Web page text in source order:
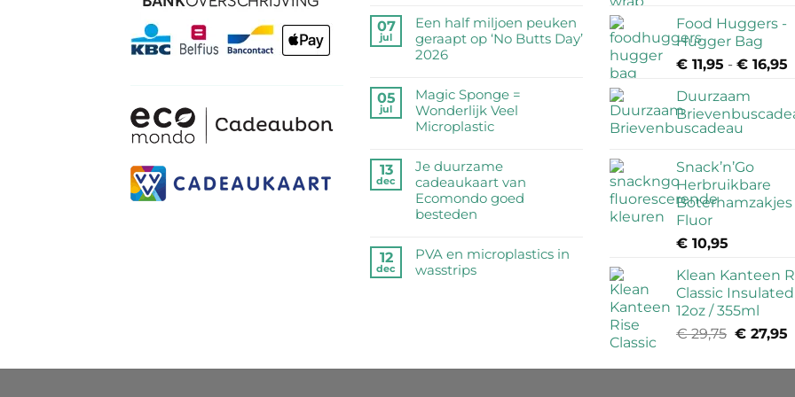
reacties
op
Zijn
veilig?
Wij
zetten
feiten
op
een
rij
07
jul
Een half miljoen peuken
geraapt op ‘No Butts Day’
2026
reacties
op
Een
peuken
geraapt
op
‘No
Day’
2026
05
jul
Magic Sponge =
Wonderlijk Veel
Microplastic
reacties
op
Magic
Sponge
Veel
Microplastic
13
dec
Je duurzame
cadeaukaart van
Ecomondo goed
besteden
reacties
op
12
dec
PVA en microplastics in
wasstrips
microplastics
Food Huggers -
Hugger Bag
€ 11,95 - € 16,95
Duurzaam
Snack’n’Go
Herbruikbare
Boterhamzakjes
Fluor
€ 10,95
Klean Kanteen
Classic Insulated
12oz / 355ml
€29,75
was:
€27,95